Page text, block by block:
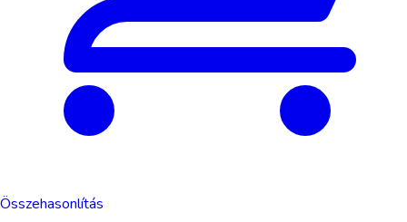
Összehasonlítás